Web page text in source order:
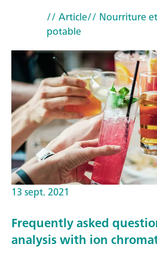
// Article// Nourriture et
potable
13 sept. 2021
Frequently asked
analysis with ion